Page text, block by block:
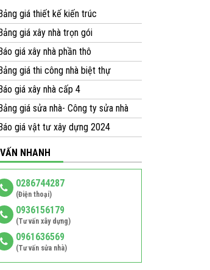
giá thiết kế kiến trúc
giá xây nhà trọn gói
giá xây nhà phần thô
giá thi công nhà biệt thự
giá xây nhà cấp 4
giá sửa nhà- Công ty sửa nhà
giá vật tư xây dựng 2024
NHANH
0286744287
(Điện thoại)
0936156179
(Tư vấn xây dựng)
0961636569
(Tư vấn sửa nhà)